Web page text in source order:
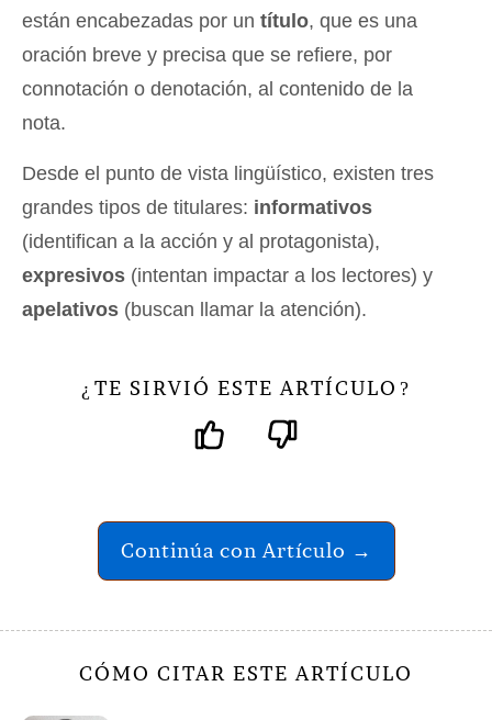
están encabezadas por un título, que es una
oración breve y precisa que se refiere, por
connotación o denotación, al contenido de la
nota.
Desde el punto de vista lingüístico, existen tres
grandes tipos de titulares: informativos
(identifican a la acción y al protagonista),
expresivos (intentan impactar a los lectores) y
apelativos (buscan llamar la atención).
¿ TE SIRVIÓ ESTE ARTÍCULO ?
Continúa con Artículo →
CÓMO CITAR ESTE ARTÍCULO